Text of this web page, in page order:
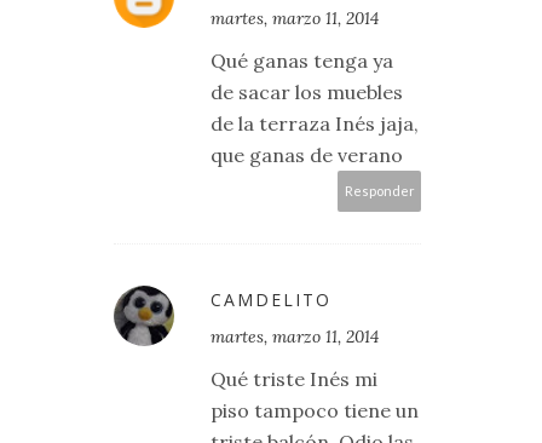
martes, marzo 11, 2014
Qué ganas tenga ya
de sacar los muebles
de la terraza Inés jaja,
que ganas de verano
Responder
CAMDELITO
martes, marzo 11, 2014
Qué triste Inés mi
piso tampoco tiene un